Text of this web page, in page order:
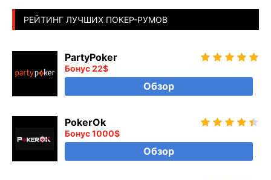
РЕЙТИНГ ЛУЧШИХ ПОКЕР-РУМОВ
PartyPoker
Бонус 22$
Обзор
PokerOk
Бонус 1000$
Обзор